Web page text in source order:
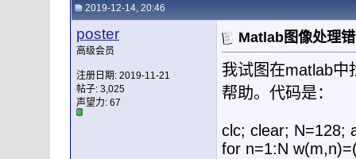
2019-12-14, 20:46
poster
高级会员
注册日期: 2019-11-21
帖子: 3,025
声望力: 67
Matlab图像处理
我试图在matlab中
帮助。代码是：
clc; clear; N=128;
for n=1:N